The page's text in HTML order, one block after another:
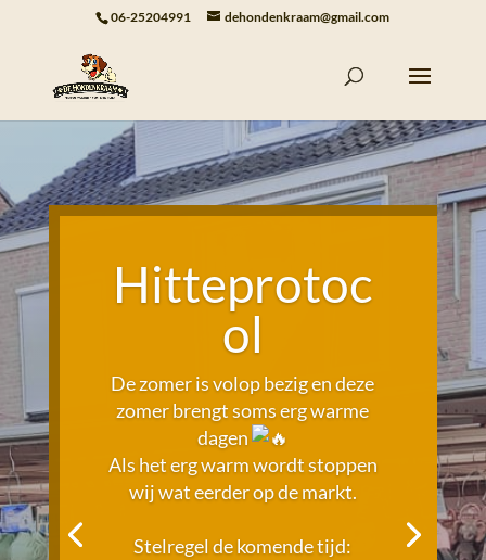
06-25204991 dehondenkraam@gmail.com
Hitteprotoc
ol
De zomer is volop bezig en deze
zomer brengt soms erg warme
dagen
Als het erg warm wordt stoppen
wij wat eerder op de markt.
Stelregel de komende tijd: